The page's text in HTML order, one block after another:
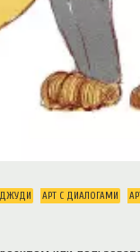
АРТ С ДИАЛОГАМИ